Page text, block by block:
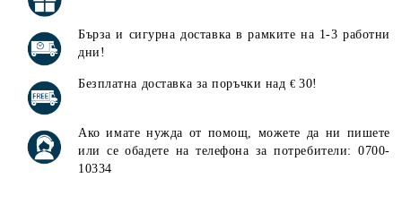
Бърза и сигурна доставка в рамките на 1-3 работни
дни!
Безплатна доставка за поръчки над€30!
Ако имате нужда от помощ, можете да ни пишете
или се обадете на телефона за потребители: 0700-
10334